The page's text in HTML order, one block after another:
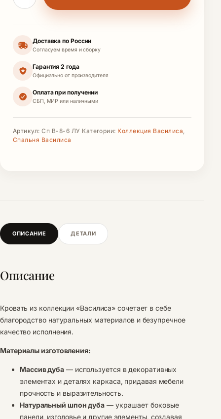
Доставка по России
Согласуем время и сборку
Гарантия 2 года
Официально от производителя
Оплата при получении
СБП, МИР или наличными
Артикул:Сп В-8-6 ЛУ Категории: Коллекция Василиса,
Спальня Василиса
ОПИСАНИЕ ДЕТАЛИ
Описание
Кровать из коллекции «Василиса» сочетает в себе
благородство натуральных материалов и безупречное
качество исполнения.
Материалы изготовления:
Массив дуба — используется в декоративных
элементах и деталях каркаса, придавая мебели
прочность и выразительность.
Натуральный шпон дуба — украшает боковые
панели, изголовье и другие элементы, создавая